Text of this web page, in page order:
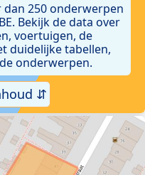
250 onderwerpen
Bekijk de data over
voertuigen, de
duidelijke tabellen,
onderwerpen.
⇵